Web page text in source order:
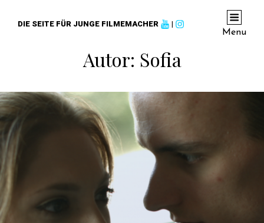
DIE SEITE FÜR JUNGE FILMEMACHER |
Menu
Autor: Sofia